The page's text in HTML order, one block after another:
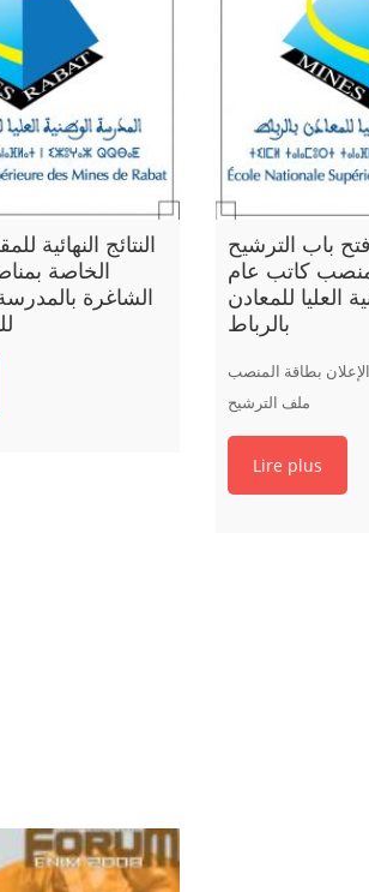
النتائج النهائية
الخاصة
الشاغرة
باب الترشيح
كاتب عام
العليا للمعادن
بالرباط
بطاقة المنصب
ملف الترشيح
Lire plus